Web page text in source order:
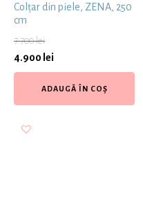
Colțar din piele, ZENA, 250
cm
7.700lei
4.900 lei
ADAUGĂ ÎN COȘ